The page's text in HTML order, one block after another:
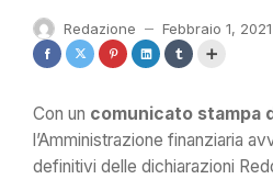
Redazione — Febbraio 1, 2021
Con un comunicato stampa
l’Amministrazione finanziaria
definitivi delle dichiarazioni